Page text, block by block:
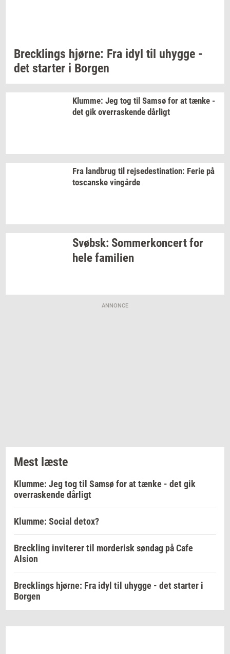
Breck­lings hjør­ne: Fra idyl til uhyg­ge -
det star­ter i Bor­gen
Klum­me: Jeg tog til Samsø for at tænke -
det gik over­ra­sken­de dår­ligt
Fra land­brug til rej­se­desti­na­tion: Ferie på
toscan­ske vin­går­de
Svøbsk: Som­mer­kon­certfor
helefa­mi­li­en
ANNONCE
Mest læste
Klumme: Jeg tog til Samsø for at tænke - det gik
overraskende dårligt
Klumme: Social detox?
Breckling inviterer til morderisk søndag på Cafe
Alsion
Brecklings hjørne: Fra idyl til uhygge - det starter i
Borgen